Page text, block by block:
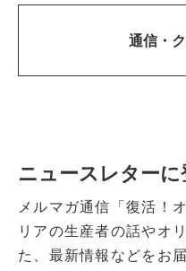
通信・
ニュースレターに
メルマガ通信「復活！
リアの生産者の話やオ
た、最新情報などをお